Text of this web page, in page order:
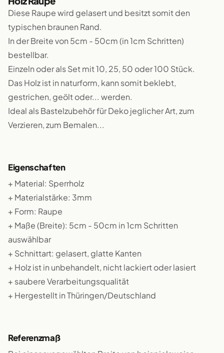
Diese Raupe wird gelasert und besitzt somit den
typischen braunen Rand.
In der Breite von 5cm - 50cm (in 1cm Schritten)
bestellbar.
Einzeln oder als Set mit 10, 25, 50 oder 100 Stück.
Das Holz ist in naturform, kann somit beklebt,
gestrichen, geölt oder... werden.
Ideal als Bastelzubehör für Deko jeglicher Art, zum
Verzieren, zum Bemalen...
Eigenschaften
+ Material: Sperrholz
+ Materialstärke: 3mm
+ Form: Raupe
+ Maße (Breite): 5cm - 50cm in 1cm Schritten
auswählbar
+ Schnittart: gelasert, glatte Kanten
+ Holz ist in unbehandelt, nicht lackiert oder lasiert
+ saubere Verarbeitungsqualität
+ Hergestellt in Thüringen/Deutschland
Referenzmaß